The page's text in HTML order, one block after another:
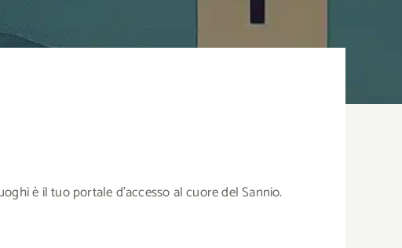
è il tuo portale d’accesso al cuore del Sannio.